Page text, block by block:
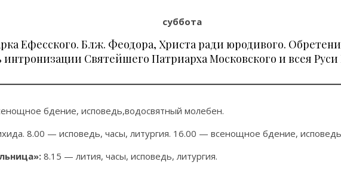
суббота
Ефесского. Блж. Феодора, Христа ради юродивого.
интронизации Святейшего Патриарха Московского и всея
бдение, исповедь,водосвятный молебен.
8.00 — исповедь, часы, литургия. 16.00 — всенощное бдение,
8.15 — лития, часы, исповедь, литургия.